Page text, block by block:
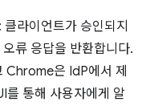
라이언트가 승인되지
류 응답을 반환합니다.
Chrome은 IdP에서 제
를 통해 사용자에게 알